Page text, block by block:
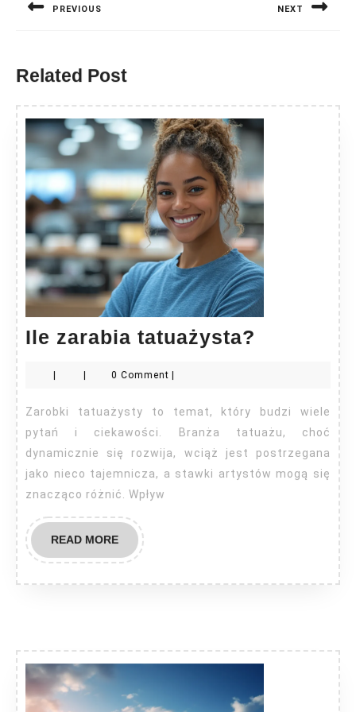
PREVIOUS NEXT
Related Post
Ile zarabia tatuażysta?
0 Comment
Zarobki tatuażysty to temat, który budzi wiele
pytań i ciekawości. Branża tatuażu, choć
dynamicznie się rozwija, wciąż jest postrzegana
jako nieco tajemnicza, a stawki artystów mogą się
znacząco różnić. Wpływ
READ MOREREAD
MORE